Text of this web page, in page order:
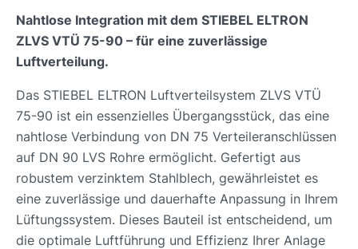
Nahtlose Integration mit dem STIEBEL ELTRON
ZLVS VTÜ 75-90 – für eine zuverlässige
Luftverteilung.
Das STIEBEL ELTRON Luftverteilsystem ZLVS VTÜ
75-90 ist ein essenzielles Übergangsstück, das eine
nahtlose Verbindung von DN 75 Verteileranschlüssen
auf DN 90 LVS Rohre ermöglicht. Gefertigt aus
robustem verzinktem Stahlblech, gewährleistet es
eine zuverlässige und dauerhafte Anpassung in Ihrem
Lüftungssystem. Dieses Bauteil ist entscheidend, um
die optimale Luftführung und Effizienz Ihrer Anlage